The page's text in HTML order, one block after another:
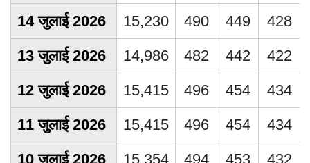
14 जुलाई 2026
15,230 490 449
428
13 जुलाई 2026
14,986 482 442
422
12 जुलाई 2026
15,415 496 454
434
11 जुलाई 2026
15,415 496 454
434
10 जुलाई 2026
15,354 494 453
432